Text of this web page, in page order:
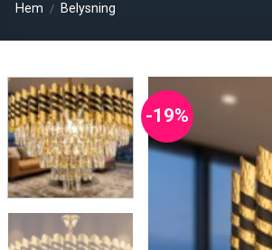
Hem / Belysning
-19%